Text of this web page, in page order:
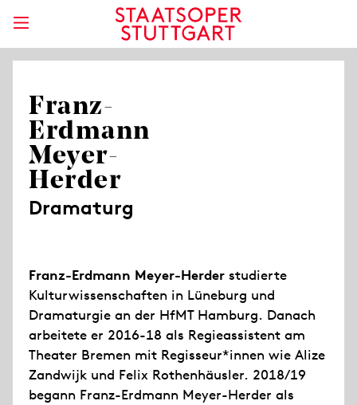
Franz-
Erdmann
Meyer-
Herder
Dramaturg
Franz-Erdmann Meyer-Herder studierte
Kulturwissenschaften in Lüneburg und
Dramaturgie an der HfMT Hamburg. Danach
arbeitete er 2016-18 als Regieassistent am
Theater Bremen mit Regisseur*innen wie Alize
Zandwijk und Felix Rothenhäusler. 2018/19
begann Franz-Erdmann Meyer-Herder als